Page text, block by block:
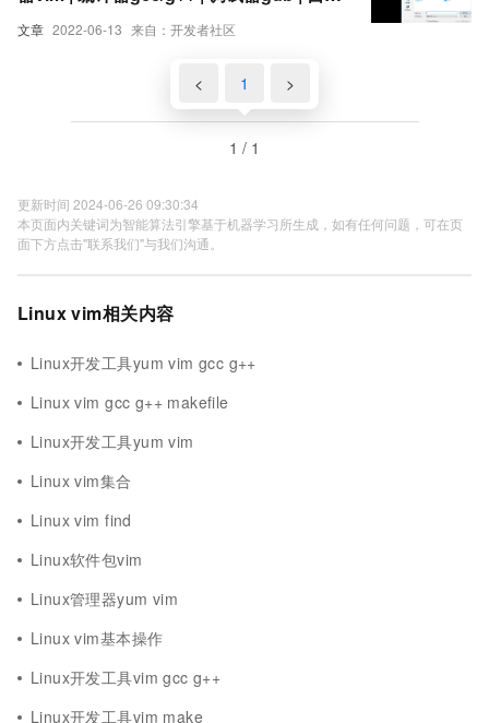
文章 2022-06-13 来自：开发者社区
化构建工具make/Makefile | Linux小程
< 1 >
1 / 1
更新时间 2024-06-26 09:30:34
本页面内关键词为智能算法引擎基于机器学习所生成，如有任何问题，可在页
面下方点击"联系我们"与我们沟通。
Linux vim相关内容
Linux开发工具yum vim gcc g++
Linux vim gcc g++ makefile
Linux开发工具yum vim
Linux vim集合
Linux vim find
Linux软件包vim
Linux管理器yum vim
Linux vim基本操作
Linux开发工具vim gcc g++
Linux开发工具vim make